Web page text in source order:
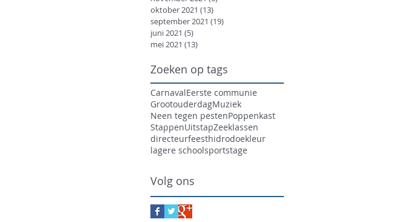
oktober 2021 (13)
september 2021 (19)
juni 2021 (5)
mei 2021 (13)
Zoeken op tags
CarnavalEerste communie
GrootouderdagMuziek
Neen tegen pestenPoppenkast
StappenUitstapZeeklassen
directeurfeesthidrodoekleur
lagere schoolsportstage
Volg ons